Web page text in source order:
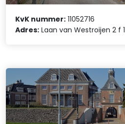
KvK nummer: 11052716
Adres: Laan van Westroijen 2 f 1